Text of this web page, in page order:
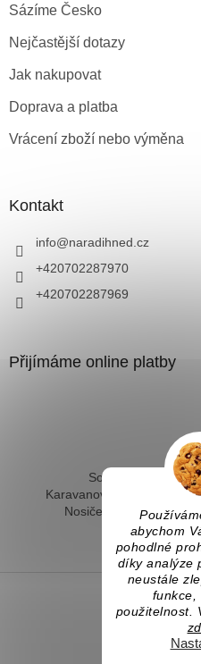
abychom
pohodlné
díky analýze
neustále
funkce,
použitelnost.
Sázíme Česko
Nejčastější dotazy
Jak nakupovat
Doprava a platba
Vrácení zboží nebo výměna
Kontakt
info@naradihned.cz
+420702287970
+420702287969
Přijímáme online platby
Solární ohřev vody
Karavanové solární
Nosiče kol na tažné